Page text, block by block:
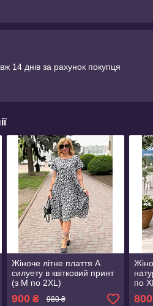
14 днів за рахунок покупця
Жіноче літне плаття А
силуету в квітковий принт
(з M по 2XL)
900₴ 980 ₴
по
800